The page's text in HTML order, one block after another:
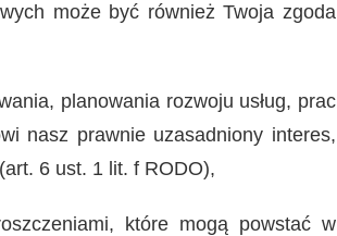
może być również Twoja zgoda
planowania rozwoju usług, prac
nasz prawnie uzasadniony interes,
6 ust. 1 lit. f RODO),
które mogą powstać w